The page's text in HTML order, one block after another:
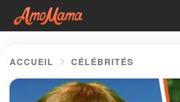
ACCUEIL CÉLÉBRITÉS